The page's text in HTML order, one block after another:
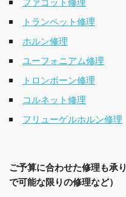
トランペット修理
ホルン修理
ユーフォニアム修理
トロンボーン修理
コルネット修理
フリューゲルホルン修理
ご予算に合わせた修理も承
で可能な限りの修理など）